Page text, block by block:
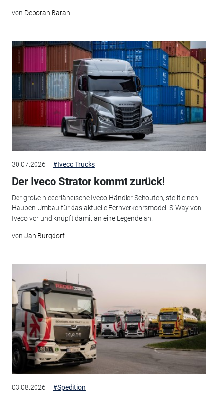
von Deborah Baran
30.07.2026 #Iveco Trucks
Der Iveco Strator kommt zurück!
Der große niederländische Iveco-Händler Schouten, stellt einen
Hauben-Umbau für das aktuelle Fernverkehrsmodell S-Way von
Iveco vor und knüpft damit an eine Legende an.
von Jan Burgdorf
03.08.2026 #Spedition